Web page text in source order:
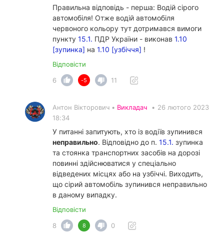
Правильна відповідь - перша: Водій сірого
автомобіля! Отже водій автомобіля
червоного кольору тут дотримався вимоги
пункту 15.1. ПДР України - виконав 1.10
[зупинка] на 1.10 [узбіччя] !
Відповісти
6
-5 11
Антон Вікторович • Викладач • 26 лютого 2023
18:34
У питанні запитують, хто із водіїв зупинився
неправильно. Відповідно до п. 15.1. зупинка
та стоянка транспортних засобів на дорозі
повинні здійснюватися у спеціально
відведених місцях або на узбіччі. Виходить,
що сірий автомобіль зупинився неправильно
в даному випадку.
Відповісти
8
8 0